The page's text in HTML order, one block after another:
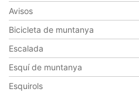
Avisos
Bicicleta de muntanya
Escalada
Esquí de muntanya
Esquirols